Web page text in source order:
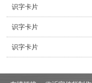
识字卡片
识字卡片
识字卡片